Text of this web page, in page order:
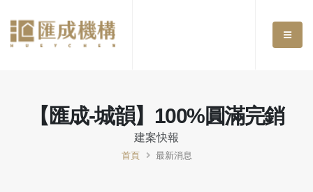
【匯成-城韻】100%圓滿完銷
建案快報
首頁 最新消息